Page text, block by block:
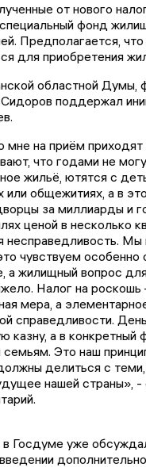
от нового
специальный фонд
Предполагается, что
для приобретения
областной Думы,
поддержал
мне на приём
что годами не
жильё, ютятся с
или общежитиях, а в
за миллиарды и
ценой в несколько
несправедливость. Мы
чувствуем особенно
а жилищный вопрос
Налог на
мера, а
справедливости.
казну, а в
Это наш
делиться с
нашей страны», -
Госдуме уже